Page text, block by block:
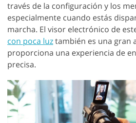
través de la configuración y los
especialmente cuando estás
marcha. El visor electrónico de
con poca luztambién es una gran
proporciona una experiencia de
precisa.